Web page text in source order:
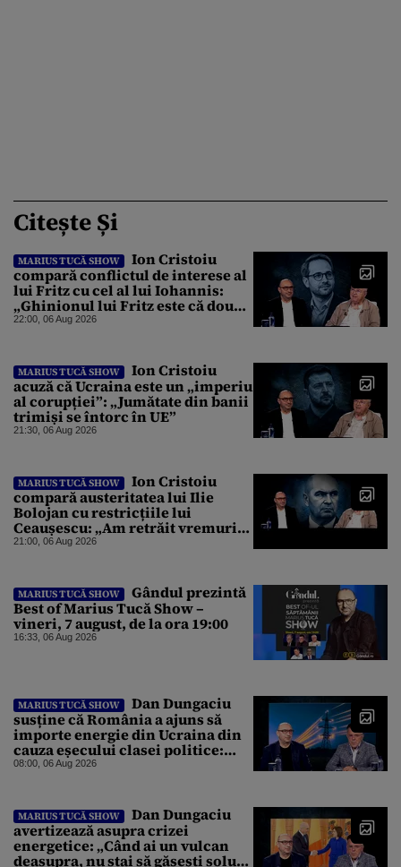
Citește Și
MARIUS TUCĂ SHOW
Ion Cristoiu
compară conflictul de interese al
lui Fritz cu cel al lui Iohannis:
„Ghinionul lui Fritz este că două
instanțe l-au declarat
22:00, 06 Aug 2026
MARIUS TUCĂ SHOW
Ion Cristoiu
acuză că Ucraina este un „imperiu
al corupției”: „Jumătate din banii
trimiși se întorc în UE”
21:30, 06 Aug 2026
MARIUS TUCĂ SHOW
Ion Cristoiu
compară austeritatea lui Ilie
Bolojan cu restricțiile lui
Ceaușescu: „Am retrăit vremurile
tinereții”
21:00, 06 Aug 2026
MARIUS TUCĂ SHOW
Gândul prezintă
Best of Marius Tucă Show –
vineri, 7 august, de la ora 19:00
16:33, 06 Aug 2026
MARIUS TUCĂ SHOW
Dan Dungaciu
susține că România a ajuns să
importe energie din Ucraina din
cauza eșecului clasei politice:
Este bilanțul politic al ultimilor
08:00, 06 Aug 2026
MARIUS TUCĂ SHOW
Dan Dungaciu
avertizează asupra crizei
energetice: „Când ai un vulcan
deasupra, nu stai să găsești soluții